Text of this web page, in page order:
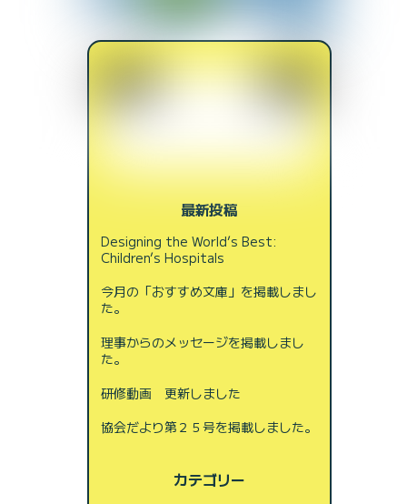
最新投稿
Designing the World’s Best:
Children’s Hospitals
今月の「おすすめ文庫」を掲載しまし
た。
理事からのメッセージを掲載しまし
た。
研修動画 更新しました
協会だより第２５号を掲載しました。
カテゴリー